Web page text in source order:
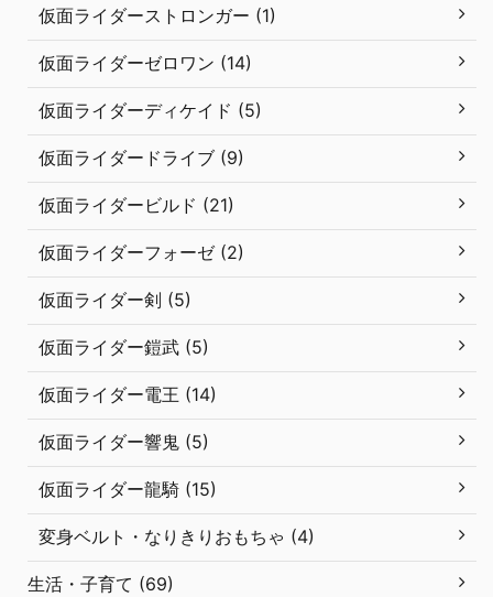
仮面ライダーストロンガー (1)
仮面ライダーゼロワン (14)
仮面ライダーディケイド (5)
仮面ライダードライブ (9)
仮面ライダービルド (21)
仮面ライダーフォーゼ (2)
仮面ライダー剣 (5)
仮面ライダー鎧武 (5)
仮面ライダー電王 (14)
仮面ライダー響鬼 (5)
仮面ライダー龍騎 (15)
変身ベルト・なりきりおもちゃ (4)
生活・子育て (69)